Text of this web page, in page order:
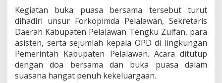
l
a
l
a
w
a
n
Kegiatan buka puasa bersama tersebut turut
dihadiri unsur Forkopimda Pelalawan, Sekretaris
Daerah Kabupaten Pelalawan Tengku Zulfan, para
asisten, serta sejumlah kepala OPD di lingkungan
Pemerintah Kabupaten Pelalawan. Acara ditutup
dengan doa bersama dan buka puasa dalam
suasana hangat penuh kekeluargaan.